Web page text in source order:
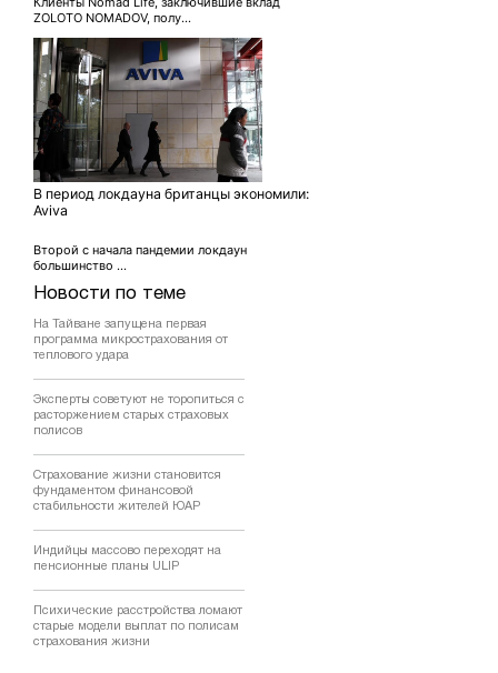
Новости по теме
На Тайване запущена первая
программа микрострахования от
теплового удара
Эксперты советуют не торопиться с
расторжением старых страховых
полисов
Страхование жизни становится
фундаментом финансовой
стабильности жителей ЮАР
Индийцы массово переходят на
пенсионные планы ULIP
Психические расстройства ломают
старые модели выплат по полисам
страхования жизни
ZOLOTO NOMADOV, полу...
В период локдауна британцы экономили:
Aviva
Второй с начала пандемии локдаун
большинство ...